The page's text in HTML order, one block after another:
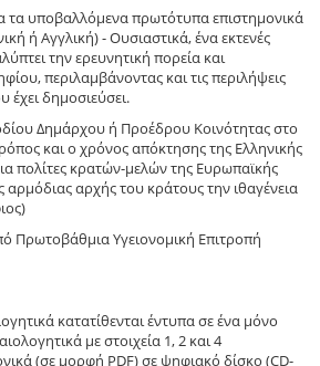
τα υποβαλλόμενα πρωτότυπα επιστημονικά
ή Αγγλική) - Ουσιαστικά, ένα εκτενές
την ερευνητική πορεία και
περιλαμβάνοντας και τις περιλήψεις
δημοσιεύσει.
Δημάρχου ή Προέδρου Κοινότητας στο
και ο χρόνος απόκτησης της Ελληνικής
πολίτες κρατών-μελών της Ευρωπαϊκής
αρμόδιας αρχής του κράτους την ιθαγένεια
Πρωτοβάθμια Υγειονομική Επιτροπή
κατατίθενται έντυπα σε ένα μόνο
με στοιχεία 1, 2 και 4
(σε μορφή PDF) σε ψηφιακό δίσκο (CD-